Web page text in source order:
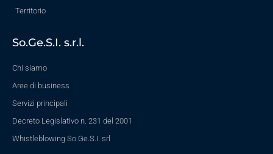
Territorio
So.Ge.S.I. s.r.l.
Chi siamo
Aree di business
Servizi principali
Decreto Legislativo n. 231 del 2001
Whistleblowing So.Ge.S.I. srl